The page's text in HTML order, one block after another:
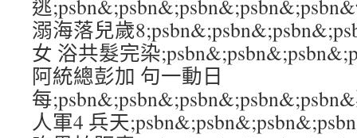
逃
溺海落兒歲
女 浴共髮完染
阿統總彭加 句一動日
每
人軍4 兵天